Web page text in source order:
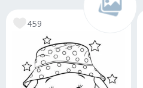
459